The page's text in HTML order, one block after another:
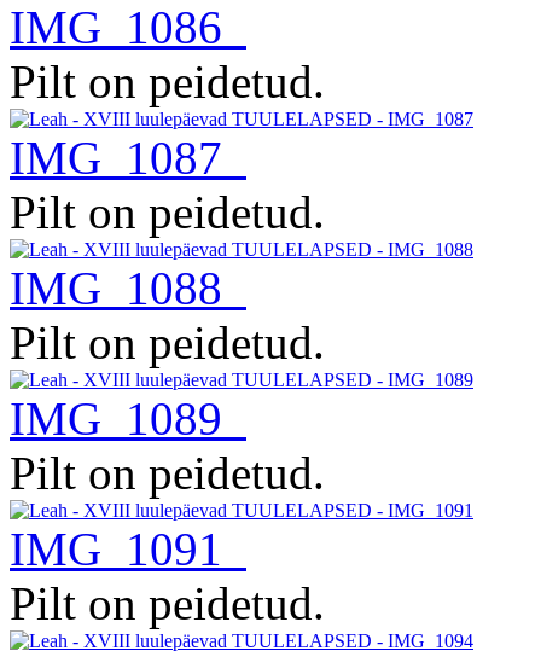
IMG_1086
Pilt on peidetud.
IMG_1087
Pilt on peidetud.
IMG_1088
Pilt on peidetud.
IMG_1089
Pilt on peidetud.
IMG_1091
Pilt on peidetud.